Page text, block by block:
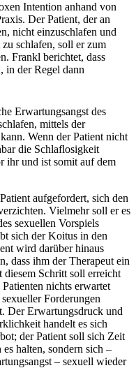
Intention anhand von
Der Patient, der an
nicht einzuschlafen und
schlafen, soll er zum
Frankl berichtet, dass
in der Regel dann
Erwartungsangst des
mittels der
Wenn der Patient nicht
die Schlaflosigkeit
ihr und ist somit auf dem
aufgefordert, sich den
Vielmehr soll er es
sexuellen Vorspiels
sich der Koitus in den
wird darüber hinaus
dass ihm der Therapeut ein
diesem Schritt soll erreicht
nichts erwartet
Forderungen
Der Erwartungsdruck und
handelt es sich
der Patient soll sich Zeit
halten, sondern sich –
– sexuell wieder